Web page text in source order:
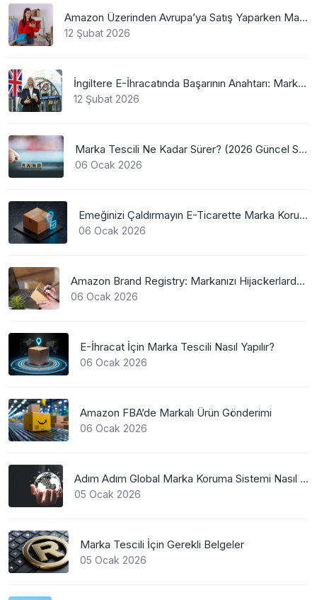
Amazon Üzerinden Avrupa’ya Satış Yaparken Marka Tescilinin Önemi
12 Şubat 2026
İngiltere E-İhracatında Başarının Anahtarı: Marka Tescili
12 Şubat 2026
Marka Tescili Ne Kadar Sürer? (2026 Güncel Süreler)
06 Ocak 2026
Emeğinizi Çaldırmayın E-Ticarette Marka Koruma
06 Ocak 2026
Amazon Brand Registry: Markanızı Hijackerlardan Koruyun
06 Ocak 2026
E-İhracat İçin Marka Tescili Nasıl Yapılır?
06 Ocak 2026
Amazon FBA’de Markalı Ürün Gönderimi
06 Ocak 2026
Adım Adım Global Marka Koruma Sistemi Nasıl Çalışır?
05 Ocak 2026
Marka Tescili İçin Gerekli Belgeler
05 Ocak 2026